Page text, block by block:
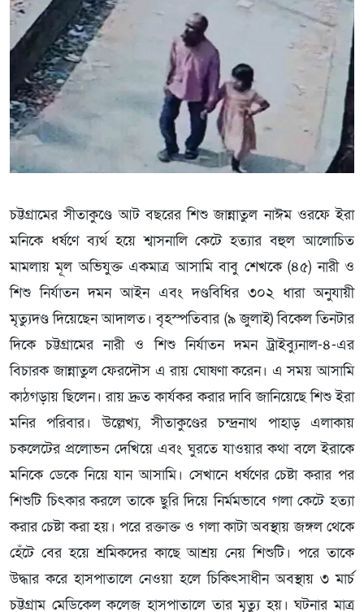
চট্টগ্রামের সীতাকুণ্ডে আট বছরের শিশু জান্নাতুল নাঈম ওরফে ইরা
মনিকে ধর্ষণে ব্যর্থ হয়ে শ্বাসনালি কেটে হত্যার বহুল আলোচিত
মামলায় মূল অভিযুক্ত একমাত্র আসামি বাবু শেখকে (৪৫) নারী ও
শিশু নির্যাতন দমন আইন এবং দণ্ডবিধির ৩০২ ধারা অনুযায়ী
মৃত্যুদণ্ড দিয়েছেন আদালত। বৃহস্পতিবার (৯ জুলাই) বিকেল তিনটার
দিকে চট্টগ্রামের নারী ও শিশু নির্যাতন দমন ট্রাইব্যুনাল-৪-এর
বিচারক জান্নাতুল ফেরদৌস এ রায় ঘোষণা করেন। এ সময় আসামি
কাঠগড়ায় ছিলেন। রায় দ্রুত কার্যকর করার দাবি জানিয়েছে শিশু ইরা
মনির পরিবার। উল্লেখ্য, সীতাকুণ্ডের চন্দ্রনাথ পাহাড় এলাকায়
চকলেটের প্রলোভন দেখিয়ে এবং ঘুরতে যাওয়ার কথা বলে ইরাকে
মনিকে ডেকে নিয়ে যান আসামি। সেখানে ধর্ষণের চেষ্টা করার পর
শিশুটি চিৎকার করলে তাকে ছুরি দিয়ে নির্মমভাবে গলা কেটে হত্যা
করার চেষ্টা করা হয়। পরে রক্তাক্ত ও গলা কাটা অবস্থায় জঙ্গল থেকে
হেঁটে বের হয়ে শ্রমিকদের কাছে আশ্রয় নেয় শিশুটি। পরে তাকে
উদ্ধার করে হাসপাতালে নেওয়া হলে চিকিৎসাধীন অবস্থায় ৩ মার্চ
চট্টগ্রাম মেডিকেল কলেজ হাসপাতালে তার মৃত্যু হয়। ঘটনার মাত্র